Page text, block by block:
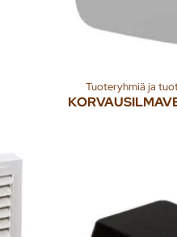
Tuoteryhmiä ja